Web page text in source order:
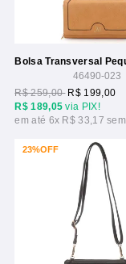
46490-023
R$ 189,05 via PIX!
R$ 259,00 R$ 199,00
6x R$ 33,17
23%OFF